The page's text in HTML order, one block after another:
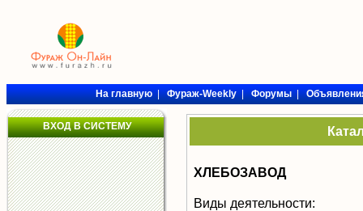
На главную|Фураж-Weekly|Форумы|
ВХОД В СИСТЕМУ
ХЛЕБОЗАВОД
Виды деятельности: